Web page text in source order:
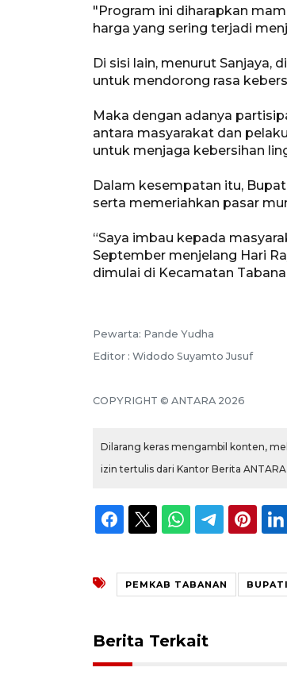
"Program ini diharapkan
harga yang sering terjadi
Di sisi lain, menurut Sanjaya,
untuk mendorong rasa
Maka dengan adanya
antara masyarakat dan
untuk menjaga kebersihan
Dalam kesempatan itu,
serta memeriahkan pasar
“Saya imbau kepada
September menjelang Hari
dimulai di Kecamatan
Pewarta: Pande Yudha
Editor : Widodo Suyamto Jusuf
COPYRIGHT © ANTARA 2026
Dilarang keras mengambil konten,
izin tertulis dari Kantor Berita ANTARA.
PEMKAB TABANAN
Berita Terkait